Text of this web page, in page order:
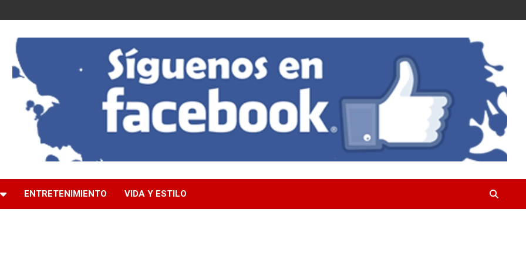
ENTRETENIMIENTO VIDA Y ESTILO